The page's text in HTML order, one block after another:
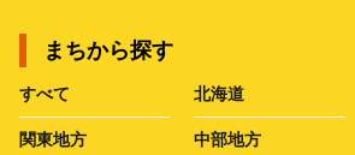
まちから探す
すべて 北海道
関東地方 中部地方